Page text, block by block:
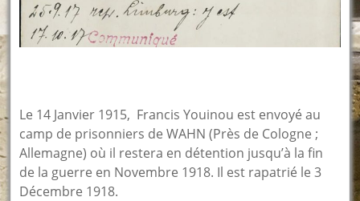
Le 14 Janvier 1915, Francis Youinou est envoyé au
camp de prisonniers de WAHN (Près de Cologne ;
Allemagne) où il restera en détention jusqu’à la fin
de la guerre en Novembre 1918. Il est rapatrié le 3
Décembre 1918.